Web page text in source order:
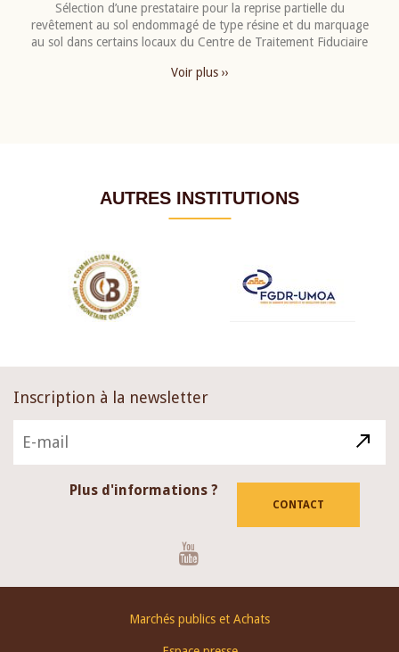
Sélection d’une prestataire pour la reprise partielle du
revêtement au sol endommagé de type résine et du marquage
au sol dans certains locaux du Centre de Traitement Fiduciaire
Voir plus ››
AUTRES INSTITUTIONS
Inscription à la newsletter
Plus d'informations ?
CONTACT
Marchés publics et Achats